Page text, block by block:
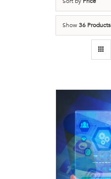
Show36 Products